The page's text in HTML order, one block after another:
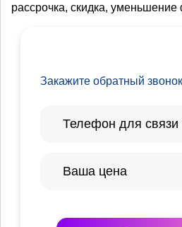
рассрочка, скидка,
Закажите обратный звонок